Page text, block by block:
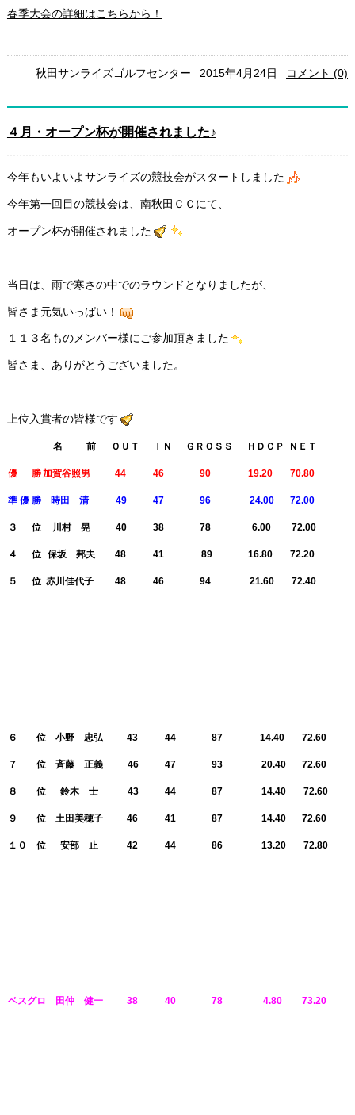
春季大会の詳細はこちらから！
秋田サンライズゴルフセンター 2015年4月24日 コメント (0)
４月・オープン杯が開催されました♪
今年もいよいよサンライズの競技会がスタートしました
今年第一回目の競技会は、南秋田ＣＣにて、
オープン杯が開催されました
当日は、雨で寒さの中でのラウンドとなりましたが、
皆さま元気いっぱい！
１１３名ものメンバー様にご参加頂きました
皆さま、ありがとうございました。
上位入賞者の皆様です
名 前 ＯＵＴ ＩＮ ＧＲＯＳＳ ＨＤＣＰ ＮＥＴ
優 勝加賀谷照男 44 46 90 19.20 70.80
準 優 勝 時田 清 49 47 96 24.00 72.00
３ 位 川村 晃 40 38 78 6.00 72.00
４ 位 保坂 邦夫 48 41 89 16.80 72.20
５ 位 赤川佳代子 48 46 94 21.60 72.40
６ 位 小野 忠弘 43 44 87 14.40 72.60
７ 位 斉藤 正義 46 47 93 20.40 72.60
８ 位 鈴木 士 43 44 87 14.40 72.60
９ 位 土田美穂子 46 41 87 14.40 72.60
１０ 位 安部 止 42 44 86 13.20 72.80
ベスグロ 田仲 健一 38 40 78 4.80 73.20